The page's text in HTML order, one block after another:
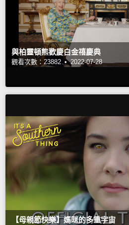
與柏靈頓熊歡慶白金禧慶典
觀看次數：23882 • 2022-07-28
【母親節快樂】媽咪的多重宇宙